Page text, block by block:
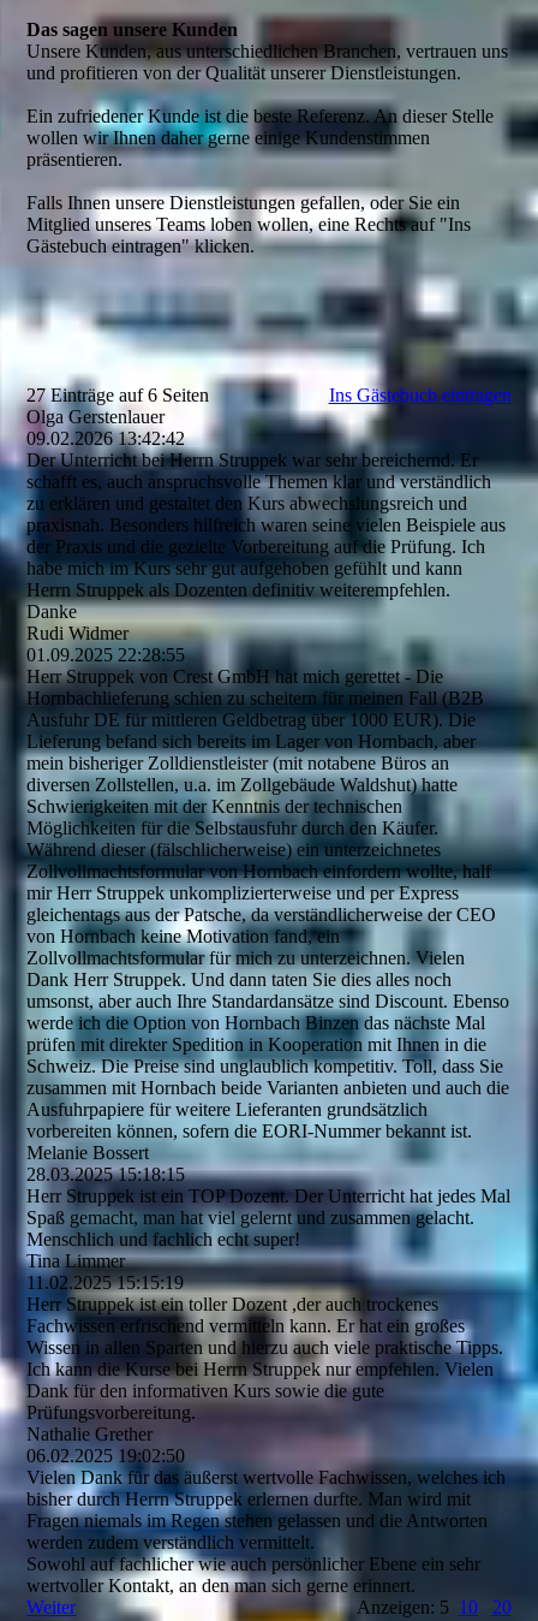
Das sagen unsere Kunden
Unsere Kunden, aus unterschiedlichen Branchen, vertrauen uns
und profitieren von der Qualität unserer Dienstleistungen.
Ein zufriedener Kunde ist die beste Referenz. An dieser Stelle
wollen wir Ihnen daher gerne einige Kundenstimmen
präsentieren.
Falls Ihnen unsere Dienstleistungen gefallen, oder Sie ein
Mitglied unseres Teams loben wollen, eine Rechts auf "Ins
Gästebuch eintragen" klicken.
27 Einträge auf 6 Seiten
Ins Gästebuch eintragen
Olga Gerstenlauer
09.02.2026 13:42:42
Der Unterricht bei Herrn Struppek war sehr bereichernd. Er
schafft es, auch anspruchsvolle Themen klar und verständlich
zu erklären und gestaltet den Kurs abwechslungsreich und
praxisnah. Besonders hilfreich waren seine vielen Beispiele aus
der Praxis und die gezielte Vorbereitung auf die Prüfung. Ich
habe mich im Kurs sehr gut aufgehoben gefühlt und kann
Herrn Struppek als Dozenten definitiv weiterempfehlen.
Danke
Rudi Widmer
01.09.2025 22:28:55
Herr Struppek von Crest GmbH hat mich gerettet - Die
Hornbachlieferung schien zu scheitern für meinen Fall (B2B
Ausfuhr DE für mittleren Geldbetrag über 1000 EUR). Die
Lieferung befand sich bereits im Lager von Hornbach, aber
mein bisheriger Zolldienstleister (mit notabene Büros an
diversen Zollstellen, u.a. im Zollgebäude Waldshut) hatte
Schwierigkeiten mit der Kenntnis der technischen
Möglichkeiten für die Selbstausfuhr durch den Käufer.
Während dieser (fälschlicherweise) ein unterzeichnetes
Zollvollmachtsformular von Hornbach einfordern wollte, half
mir Herr Struppek unkomplizierterweise und per Express
gleichentags aus der Patsche, da verständlicherweise der CEO
von Hornbach keine Motivation fand, ein
Zollvollmachtsformular für mich zu unterzeichnen. Vielen
Dank Herr Struppek. Und dann taten Sie dies alles noch
umsonst, aber auch Ihre Standardansätze sind Discount. Ebenso
werde ich die Option von Hornbach Binzen das nächste Mal
prüfen mit direkter Spedition in Kooperation mit Ihnen in die
Schweiz. Die Preise sind unglaublich kompetitiv. Toll, dass Sie
zusammen mit Hornbach beide Varianten anbieten und auch die
Ausfuhrpapiere für weitere Lieferanten grundsätzlich
vorbereiten können, sofern die EORI-Nummer bekannt ist.
Melanie Bossert
28.03.2025 15:18:15
Herr Struppek ist ein TOP Dozent. Der Unterricht hat jedes Mal
Spaß gemacht, man hat viel gelernt und zusammen gelacht.
Menschlich und fachlich echt super!
Tina Limmer
11.02.2025 15:15:19
Herr Struppek ist ein toller Dozent ,der auch trockenes
Fachwissen erfrischend vermitteln kann. Er hat ein großes
Wissen in allen Sparten und hierzu auch viele praktische Tipps.
Ich kann die Kurse bei Herrn Struppek nur empfehlen. Vielen
Dank für den informativen Kurs sowie die gute
Prüfungsvorbereitung.
Nathalie Grether
06.02.2025 19:02:50
Vielen Dank für das äußerst wertvolle Fachwissen, welches ich
bisher durch Herrn Struppek erlernen durfte. Man wird mit
Fragen niemals im Regen stehen gelassen und die Antworten
werden zudem verständlich vermittelt.
Sowohl auf fachlicher wie auch persönlicher Ebene ein sehr
wertvoller Kontakt, an den man sich gerne erinnert.
Weiter
Anzeigen: 5 10 20